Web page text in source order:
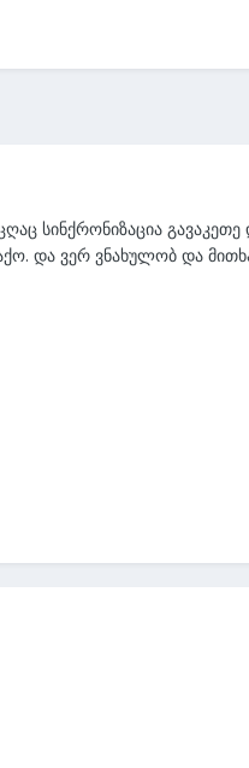
სინქრონიზაცია
და ვერ ვნახულობ და